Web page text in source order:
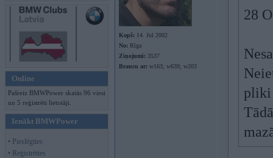
Online
Pašreiz BMWPower skatās 96 viesi
un 5 reģistrēti lietotāji.
Ienākt BMWPower
• Pieslēgties
• Reģistrēties
Kopš: 14. Jul 2002
No: Rīga
Ziņojumi: 3537
Braucu ar: w163; w639; w203
28
pliki